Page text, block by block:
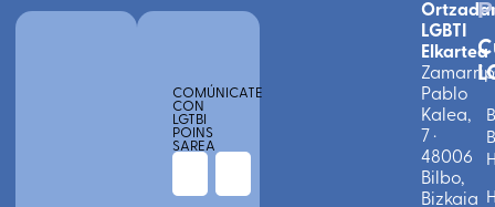
COMÚNICATE
CON
LGTBI
POINS
SAREA
LGBTI
Elkartea
Pablo
Kalea,
7 ·
48006
Bilbo,
Bizkaia